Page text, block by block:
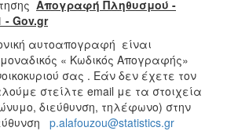
Απογραφή Πληθυσμού -
- Gov.gr
αυτοαπογραφή είναι
« Κωδικός Απογραφής»
σας . Εάν δεν έχετε τον
στείλτε email με τα στοιχεία
διεύθυνση, τηλέφωνο) στην
p.alafouzou@statistics.gr